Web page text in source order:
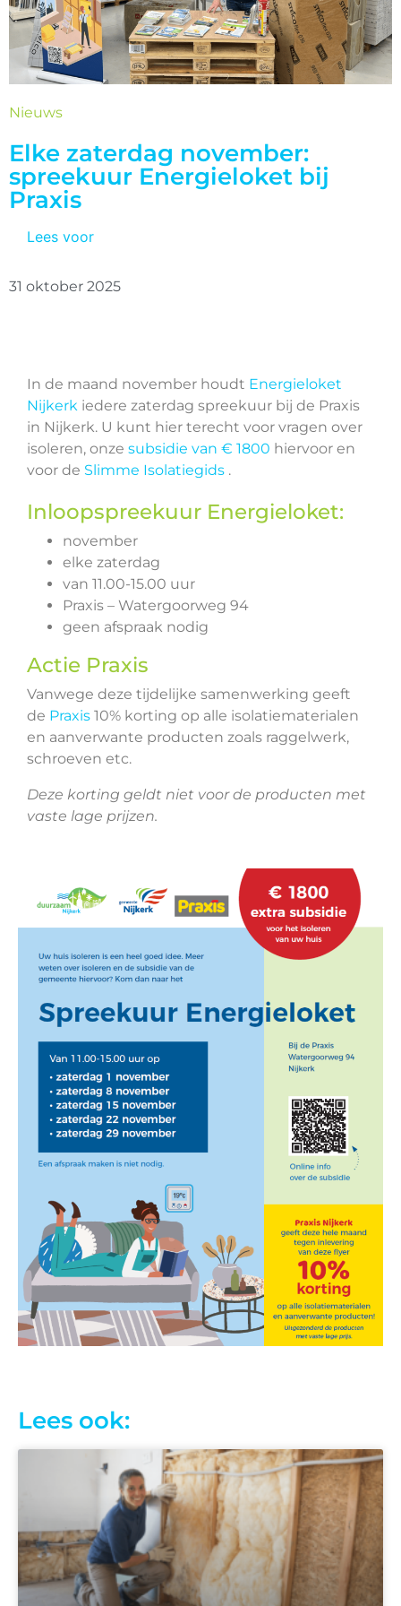
Nieuws
Elke zaterdag november:
spreekuur Energieloket bij
Praxis
Lees voor
31 oktober 2025
In de maand november houdt Energieloket
Nijkerk iedere zaterdag spreekuur bij de Praxis
in Nijkerk. U kunt hier terecht voor vragen over
isoleren, onze subsidie van € 1800 hiervoor en
voor de Slimme Isolatiegids .
Inloopspreekuur Energieloket:
november
elke zaterdag
van 11.00-15.00 uur
Praxis – Watergoorweg 94
geen afspraak nodig
Actie Praxis
Vanwege deze tijdelijke samenwerking geeft
de Praxis 10% korting op alle isolatiematerialen
en aanverwante producten zoals raggelwerk,
schroeven etc.
Deze korting geldt niet voor de producten met
vaste lage prijzen.
Lees ook: